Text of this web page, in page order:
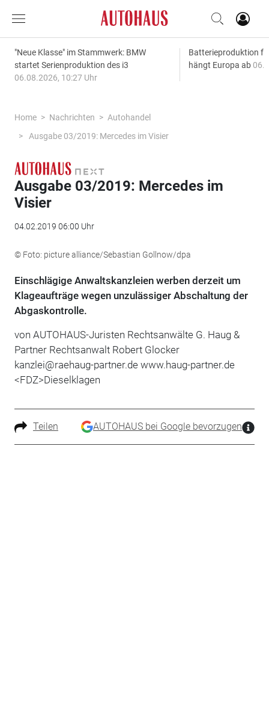
"Neue Klasse" im Stammwerk: BMW
startet Serienproduktion des i3
06.08.2026, 10:27 Uhr
Batterieproduktion
hängt Europa ab
Home Nachrichten
Autohandel
Ausgabe 03/2019: Mercedes im Visier
Ausgabe 03/2019: Mercedes im
Visier
04.02.2019 06:00 Uhr
© Foto: picture alliance/Sebastian Gollnow/dpa
Einschlägige Anwaltskanzleien werben derzeit um
Klageaufträge wegen unzulässiger Abschaltung der
Abgaskontrolle.
von AUTOHAUS-Juristen Rechtsanwälte G. Haug &
Partner Rechtsanwalt Robert Glocker
kanzlei@raehaug-partner.de www.haug-partner.de
<FDZ>Dieselklagen
Teilen AUTOHAUS bei Google bevorzugen